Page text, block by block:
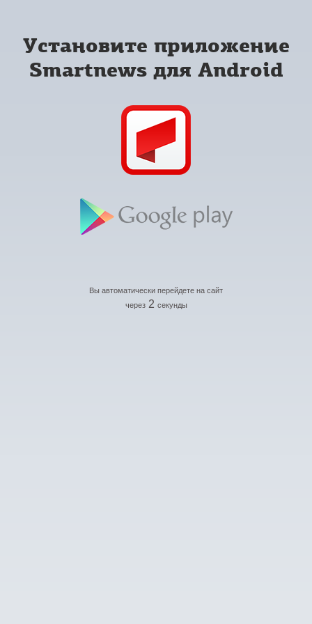
Установите приложение
Smartnews для Android
Вы автоматически перейдете на сайт
через 2 секунды